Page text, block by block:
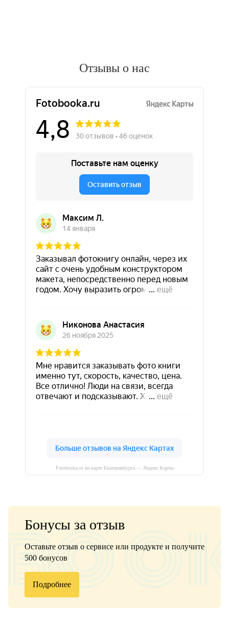
Отзывы о нас
Fotobooka.ru на карте Екатеринбурга — Яндекс Карты
Бонусы за отзыв
Оставьте отзыв о сервисе или продукте и получите
500 бонусов
Подробнее